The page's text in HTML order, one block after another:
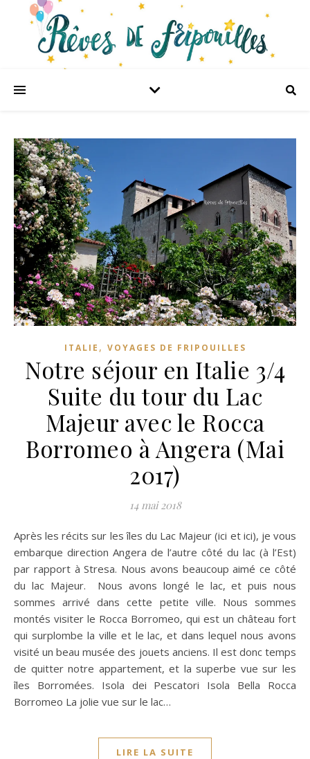
ITALIE , VOYAGES DE FRIPOUILLES
Notre séjour en Italie 3/4
Suite du tour du Lac
Majeur avec le Rocca
Borromeo à Angera (Mai
2017)
14 mai 2018
Après les récits sur les îles du Lac Majeur (ici et ici), je vous
embarque direction Angera de l’autre côté du lac (à l’Est)
par rapport à Stresa. Nous avons beaucoup aimé ce côté
du lac Majeur. Nous avons longé le lac, et puis nous
sommes arrivé dans cette petite ville. Nous sommes
montés visiter le Rocca Borromeo, qui est un château fort
qui surplombe la ville et le lac, et dans lequel nous avons
visité un beau musée des jouets anciens. Il est donc temps
de quitter notre appartement, et la superbe vue sur les
îles Borromées. Isola dei Pescatori Isola Bella Rocca
Borromeo La jolie vue sur le lac…
LIRE LA SUITE